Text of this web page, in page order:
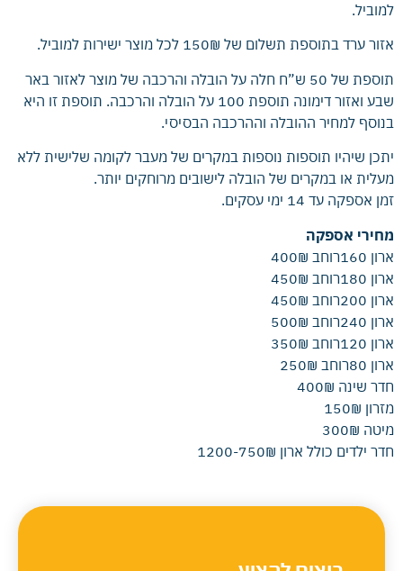
למוביל.
אזור ערד בתוספת תשלום של 150₪ לכל מוצר ישירות למוביל.
תוספת של 50 ש”ח חלה על הובלה והרכבה של מוצר לאזור באר
שבע ואזור דימונה תוספת 100 על הובלה והרכבה. תוספת זו היא
בנוסף למחיר ההובלה וההרכבה הבסיסי.
יתכן שיהיו תוספות נוספות במקרים של מעבר לקומה שלישית ללא
מעלית או במקרים של הובלה לישובים מרוחקים יותר.
זמן אספקה עד 14 ימי עסקים.
מחירי אספקה
ארון 160רוחב 400₪
ארון 180רוחב 450₪
ארון 200רוחב 450₪
ארון 240רוחב 500₪
ארון 120רוחב 350₪
ארון 80רוחב 250₪
חדר שינה 400₪
מזרון 150₪
מיטה 300₪
חדר ילדים כולל ארון 750₪-1200